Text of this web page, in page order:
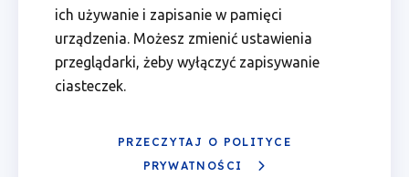
ich używanie i zapisanie w pamięci
urządzenia. Możesz zmienić ustawienia
przeglądarki, żeby wyłączyć zapisywanie
ciasteczek.
PRZECZYTAJ O POLITYCE
PRYWATNOŚCI
bezpieczeństwa
regionalnej
Zarząd Województwa Wielkopolskiego jako
Instytucja Zarządzająca Programem Fundusze
Europejskie dla Wielkopolski 2021-2027 z dniem 8
czerwca 2026 roku ogłasza nabór wniosku w sposób
bezpieczeństwa i odporności regionalnej Wielkopolski.
Ogłoszenie zostało opublikowane przez Urząd